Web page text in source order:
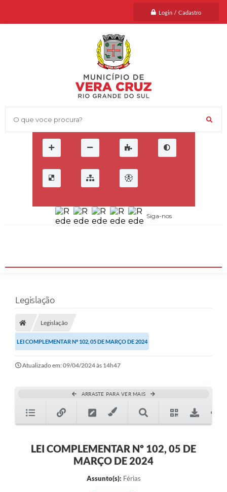
Login / Cadastro
O que voce procura?
Siga-nos
Legislação
Legislação
LEI COMPLEMENTAR Nº 102, 05 DE MARÇO DE 2024
Atualizado em: 09/04/2024 às 14h47
ARRASTE PARA VER MAIS
LEI COMPLEMENTAR Nº 102, 05 DE
MARÇO DE 2024
Assunto(s): Férias